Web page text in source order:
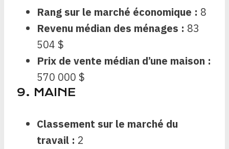
Rang sur le marché économique : 8
Revenu médian des ménages : 83
504 $
Prix ​​de vente médian d’une maison :
570 000 $
9. MAINE
Classement sur le marché du
travail : 2